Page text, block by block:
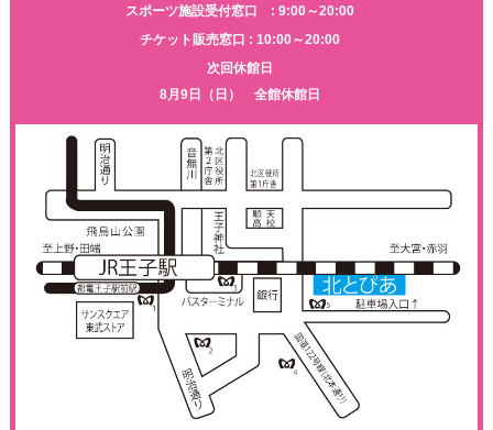
スポーツ施設受付窓口 : 9:00～20:00
チケット販売窓口 : 10:00～20:00
次回休館日
8月9日（日） 全館休館日